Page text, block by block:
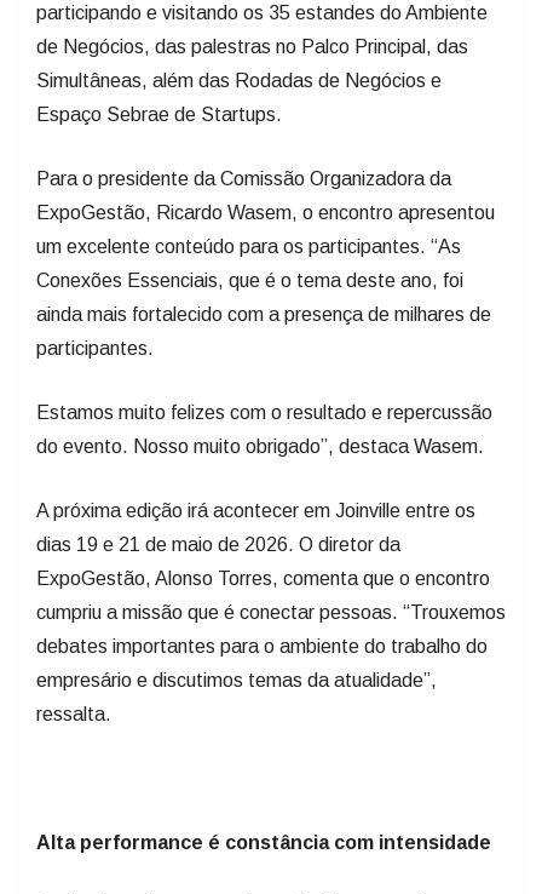
participando e visitando os 35 estandes do Ambiente
de Negócios, das palestras no Palco Principal, das
Simultâneas, além das Rodadas de Negócios e
Espaço Sebrae de Startups.
Para o presidente da Comissão Organizadora da
ExpoGestão, Ricardo Wasem, o encontro apresentou
um excelente conteúdo para os participantes. “As
Conexões Essenciais, que é o tema deste ano, foi
ainda mais fortalecido com a presença de milhares de
participantes.
Estamos muito felizes com o resultado e repercussão
do evento. Nosso muito obrigado”, destaca Wasem.
A próxima edição irá acontecer em Joinville entre os
dias 19 e 21 de maio de 2026. O diretor da
ExpoGestão, Alonso Torres, comenta que o encontro
cumpriu a missão que é conectar pessoas. “Trouxemos
debates importantes para o ambiente do trabalho do
empresário e discutimos temas da atualidade”,
ressalta.
Alta performance é constância com intensidade